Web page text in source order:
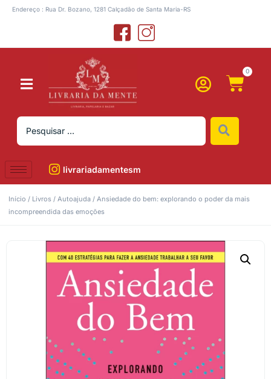
Endereço : Rua Dr. Bozano, 1281 Calçadão de Santa Maria-RS
0
livrariadamentesm
Início / Livros / Autoajuda / Ansiedade do bem: explorando o poder da mais
incompreendida das emoções